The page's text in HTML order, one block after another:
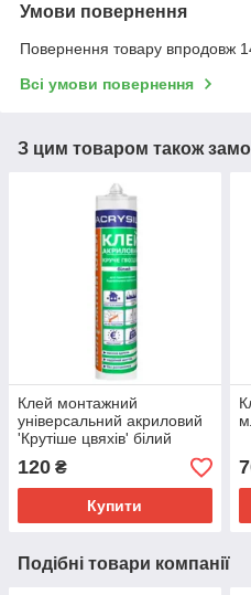
Умови повернення
Повернення товару впродовж
Всі умови повернення
З цим товаром також
Клей монтажний
універсальний акриловий
'Крутіше цвяхів' білий
LACRYSIL, 280 мл
120 ₴
Купити
Подібні товари компанії